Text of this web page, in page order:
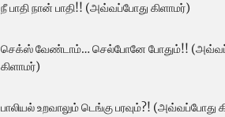
நீ பாதி நான் பாதி!! (அவ்வப்போது கிளாமர்)
செக்ஸ் வேண்டாம்… செல்போனே போதும்!!
கிளாமர்)
பாலியல் உறவாலும் டெங்கு பரவும்?! (அவ்வப்போது